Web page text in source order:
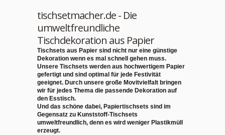
tischsetmacher.de - Die
umweltfreundliche
Tischdekoration aus Papier
Tischsets aus Papier sind nicht nur eine günstige
Dekoration wenn es mal schnell gehen muss.
Unsere Tischsets werden aus hochwertigem Papier
gefertigt und sind optimal für jede Festivität
geeignet. Durch unsere große Movitvielfalt bringen
wir für jedes Thema die passende Dekoration auf
den Esstisch.
Und das schöne dabei, Papiertischsets sind im
Gegensatz zu Kunststoff-Tischsets
umweltfreundlich, denn es wird weniger Plastikmüll
erzeugt.